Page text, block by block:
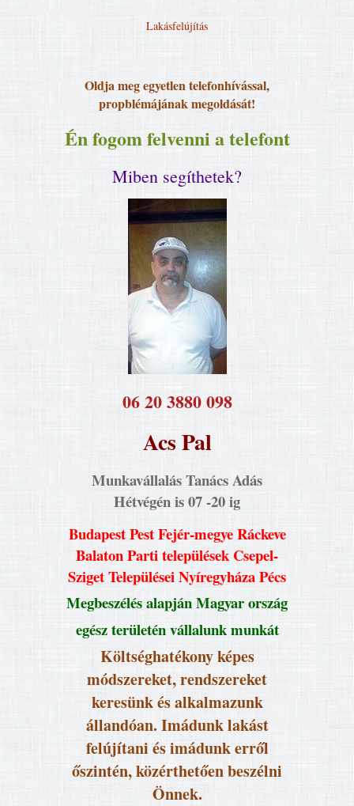
Lakásfelújítás
Oldja meg egyetlen telefonhívással,
propblémájának megoldását!
Én fogom felvenni a telefont
Miben segíthetek?
​06 20 3880 098
Acs Pal
Munkavállalás Tanács Adás
Hétvégén is 07 -20 ig
Budapest Pest Fejér-megye Ráckeve
Balaton Parti települések Csepel-
Sziget Települései Nyíregyháza Pécs
Megbeszélés alapján Magyar ország
egész területén vállalunk munkát
Költséghatékony képes
módszereket, rendszereket
keresünk és alkalmazunk
állandóan. Imádunk lakást
felújítani és imádunk erről
őszintén, közérthetően beszélni
Önnek.